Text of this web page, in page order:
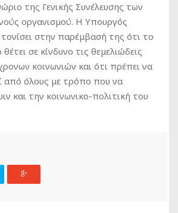
της Γενικής Συνέλευσης των
οργανισμού. Η Υπουργός
στην παρέμβασή της ότι το
σε κίνδυνο τις θεμελιώδεις
κοινωνιών και ότι πρέπει να
από όλους με τρόπο που να
και την κοινωνικο-πολιτική του